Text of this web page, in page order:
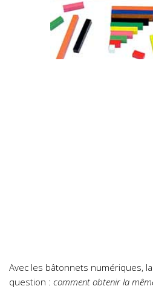
Avec les bâtonnets numériques,
question : comment obtenir la